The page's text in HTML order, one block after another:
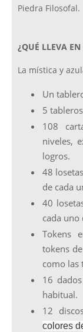
Piedra Filosofal.
¿QUÉ LLEVA
La mística y
Un
5
108
niveles,
logros.
48
de cada
40
cada uno
Tokens
tokens
como las
16
habitual.
12
colores